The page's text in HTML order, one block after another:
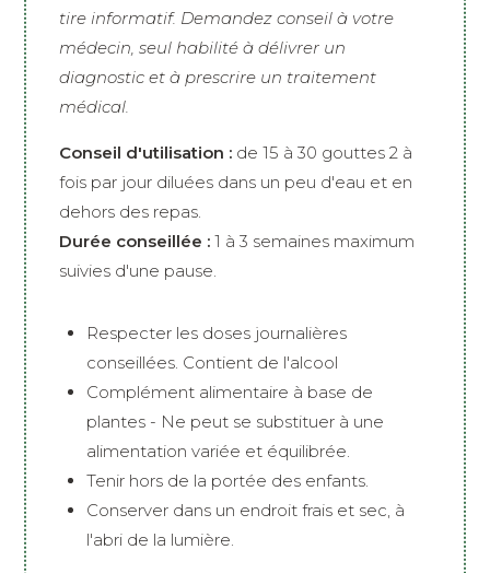
tire informatif. Demandez conseil à votre
médecin, seul habilité à délivrer un
diagnostic et à prescrire un traitement
médical.
Conseil d'utilisation : de 15 à 30 gouttes 2 à
fois par jour diluées dans un peu d'eau et en
dehors des repas.
Durée conseillée : 1 à 3 semaines maximum
suivies d'une pause.
Respecter les doses journalières
conseillées. Contient de l'alcool
Complément alimentaire à base de
plantes - Ne peut se substituer à une
alimentation variée et équilibrée.
Tenir hors de la portée des enfants.
Conserver dans un endroit frais et sec, à
l'abri de la lumière.